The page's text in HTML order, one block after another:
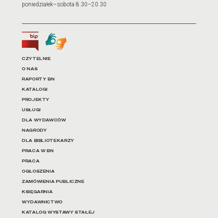
poniedziałek–sobota 8.30–20.30
Biuletyn Informacji Publicznej
Tłumacz języka migowego
Linki do najważniejszych
CZYTELNIE
O NAS
RAPORTY BN
KATALOGI
PROJEKTY
USŁUGI
DLA WYDAWCÓW
NAGRODY
DLA BIBLIOTEKARZY
PRACA W BN
PRACA
OGŁOSZENIA
ZAMÓWIENIA PUBLICZNE
KSIĘGARNIA
WYDAWNICTWO
KATALOG WYSTAWY STAŁEJ